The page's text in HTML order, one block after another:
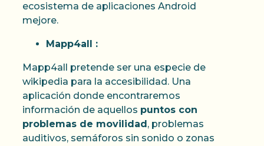
ecosistema de aplicaciones Android
mejore.
Mapp4all :
Mapp4all pretende ser una especie de
wikipedia para la accesibilidad. Una
aplicación donde encontraremos
información de aquellos puntos con
problemas de movilidad, problemas
auditivos, semáforos sin sonido o zonas